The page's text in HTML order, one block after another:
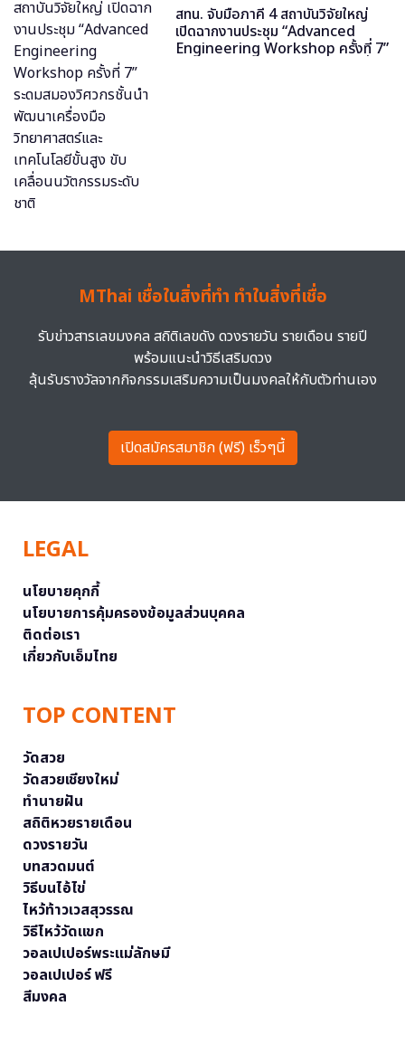
สทน. จับมือภาคี 4 สถาบันวิจัยใหญ่
เปิดฉากงานประชุม “Advanced
Engineering Workshop ครั้งที่ 7”
MThai เชื่อในสิ่งที่ทำ ทำในสิ่งที่เชื่อ
รับข่าวสารเลขมงคล สถิติเลขดัง ดวงรายวัน รายเดือน รายปี
พร้อมแนะนำวิธีเสริมดวง
ลุ้นรับรางวัลจากกิจกรรมเสริมความเป็นมงคลให้กับตัวท่านเอง
เปิดสมัครสมาชิก (ฟรี) เร็วๆนี้
LEGAL
นโยบายคุกกี้
นโยบายการคุ้มครองข้อมูลส่วนบุคคล
ติดต่อเรา
เกี่ยวกับเอ็มไทย
TOP CONTENT
วัดสวย
วัดสวยเชียงใหม่
ทำนายฝัน
สถิติหวยรายเดือน
ดวงรายวัน
บทสวดมนต์
วิธีบนไอ้ไข่
ไหว้ท้าวเวสสุวรรณ
วิธีไหว้วัดแขก
วอลเปเปอร์พระแม่ลักษมี
วอลเปเปอร์ ฟรี
สีมงคล